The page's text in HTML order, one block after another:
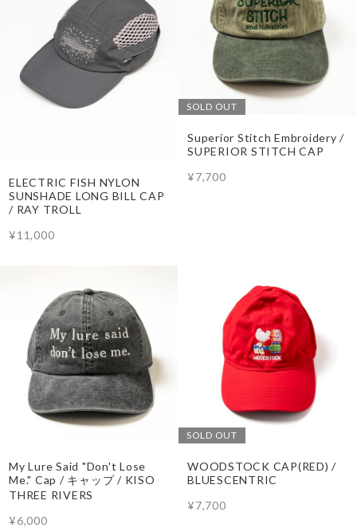
ELECTRIC FISH NYLON
SUNSHADE LONG BILL CAP
/ RAY TROLL
¥11,000
SOLD OUT
Superior Stitch Embroidery /
SUPERIOR STITCH CAP
¥7,700
My Lure Said "Don't Lose
Me." Cap / キャップ / KISO
THREE RIVERS
¥6,000
SOLD OUT
WOODSTOCK CAP(RED) /
BLUESCENTRIC
¥7,700